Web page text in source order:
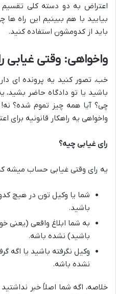
اعتراض به دو دسته کلی تقسیم
بیایید با هم ببینیم این راه
باید از کدومشون استفاده کنید.
واخواهی: وقتی غیابی
خب، تصور کنید یه پرونده ای
باشید یا تو دادگاه حاضر بشید،
چی؟ آیا همه چیز تموم شده؟ نه!
واخواهی یه راهکار قانونیه برای
رای غیابی چیه؟
یه رای وقتی غیابی حساب میشه
شما یا وکیل تون در هیچ
باشید.
به شما ابلاغ واقعی (یعنی
باشید) نشده باشه.
وکیل نگرفته باشید یا اگه
نشده باشه.
خلاصه، اگه شما اصلاً خبر